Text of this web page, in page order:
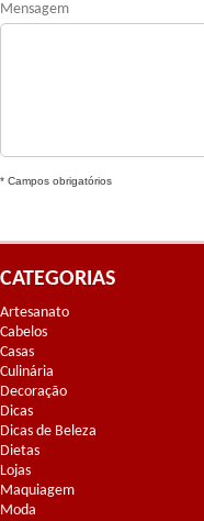
Mensagem
* Campos obrigatórios
CATEGORIAS
Artesanato
Cabelos
Casas
Culinária
Decoração
Dicas
Dicas de Beleza
Dietas
Lojas
Maquiagem
Moda